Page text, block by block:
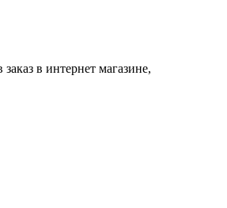
в интернет магазине,